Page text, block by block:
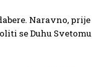
Naravno, prije
se Duhu Svetomu